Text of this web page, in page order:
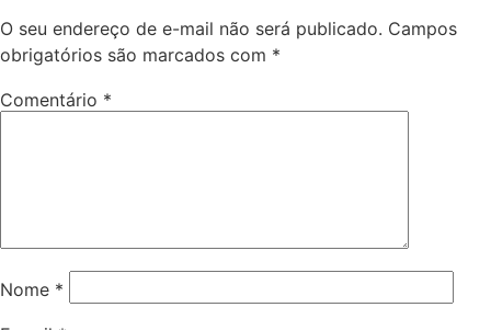
O seu endereço de e-mail não será publicado. Campos
obrigatórios são marcados com *
Comentário *
Nome *